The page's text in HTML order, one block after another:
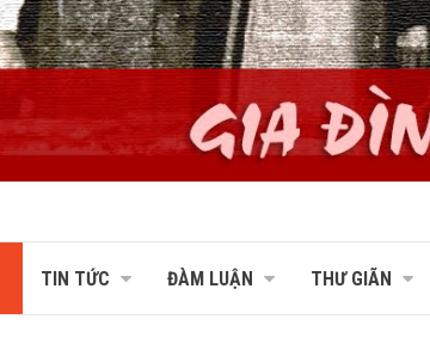
TIN TỨC ĐÀM LUẬN THƯ GIÃN